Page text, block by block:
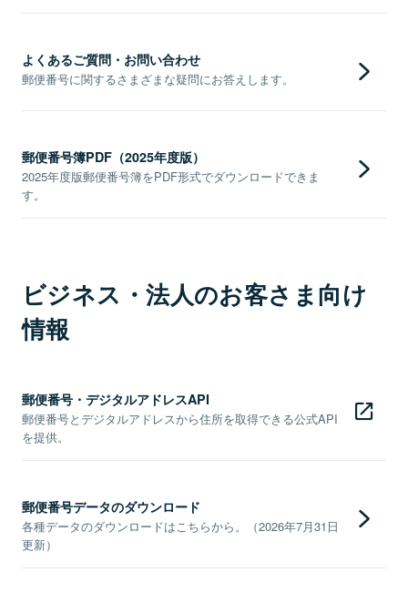
よくあるご質問・お問い合わせ
郵便番号に関するさまざまな疑問にお答えします。
郵便番号簿PDF（2025年度版）
2025年度版郵便番号簿をPDF形式でダウンロードできま
す。
ビジネス・法人のお客さま向け
情報
郵便番号・デジタルアドレスAPI
郵便番号とデジタルアドレスから住所を取得できる公式API
を提供。
郵便番号データのダウンロード
各種データのダウンロードはこちらから。（2026年7月31日
更新）